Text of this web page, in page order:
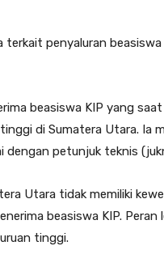
penyaluran beasiswa
beasiswa KIP yang
di Sumatera Utara. Ia
dengan petunjuk teknis
Utara tidak memiliki
beasiswa KIP.
tinggi.